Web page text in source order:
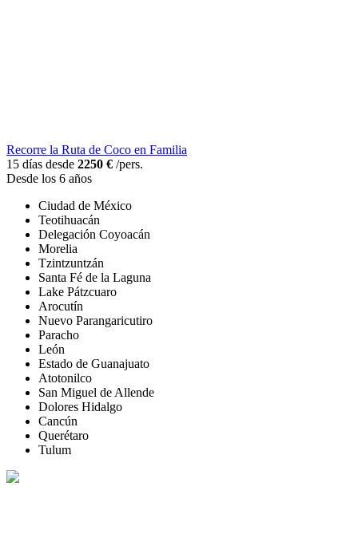
Recorre la Ruta de Coco en Familia
15 días desde 2250 € /pers.
Desde los 6 años
Ciudad de México
Teotihuacán
Delegación Coyoacán
Morelia
Tzintzuntzán
Santa Fé de la Laguna
Lake Pátzcuaro
Arocutín
Nuevo Parangaricutiro
Paracho
León
Estado de Guanajuato
Atotonilco
San Miguel de Allende
Dolores Hidalgo
Cancún
Querétaro
Tulum